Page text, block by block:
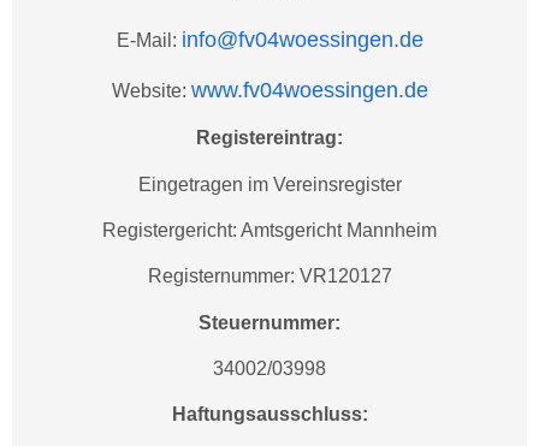
E-Mail: info@fv04woessingen.de
Website: www.fv04woessingen.de
Registereintrag:
Eingetragen im Vereinsregister
Registergericht: Amtsgericht Mannheim
Registernummer: VR120127
Steuernummer:
34002/03998
Haftungsausschluss: